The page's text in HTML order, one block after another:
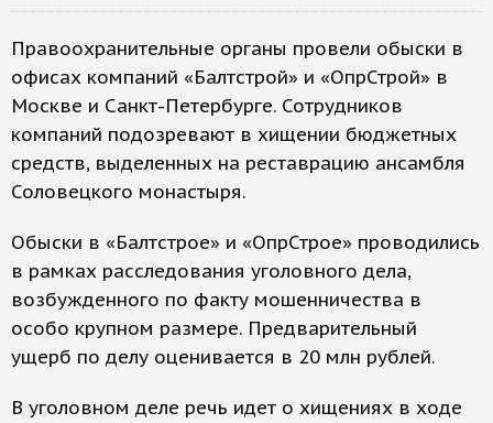
Правоохранительные органы провели обыски в
офисах компаний «Балтстрой» и «ОпрСтрой» в
Москве и Санкт-Петербурге. Сотрудников
компаний подозревают в хищении бюджетных
средств, выделенных на реставрацию ансамбля
Соловецкого монастыря.
Обыски в «Балтстрое» и «ОпрСтрое» проводились
в рамках расследования уголовного дела,
возбужденного по факту мошенничества в
особо крупном размере. Предварительный
ущерб по делу оценивается в 20 млн рублей.
В уголовном деле речь идет о хищениях в ходе